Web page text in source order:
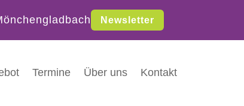
Newsletter
Termine Über uns Kontakt